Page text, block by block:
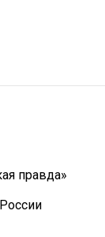
правда»